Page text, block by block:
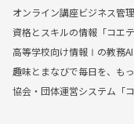
オンライン講座ビジネス管
資格とスキルの情報「コエ
高等学校向け情報Ⅰの教務AI
趣味とまなびで毎日を、も
協会・団体運営システム「